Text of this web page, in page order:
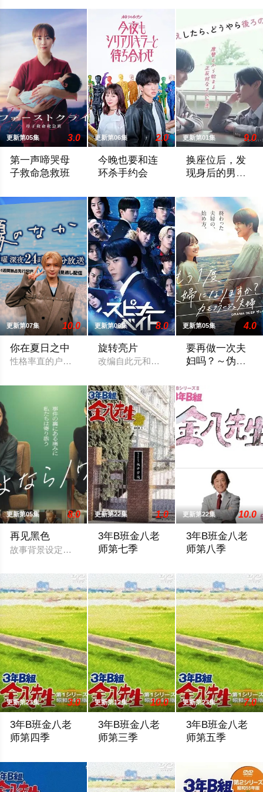
更新第05集 3.0
第一声啼哭母
子救命急救班
更新第06集 2.0
今晚也要和连
环杀手约会
更新第01集 9.0
换座位后，发
现身后的男生
更新第07集 10.0
你在夏日之中
性格率直的户田涉（奥智哉 饰）与校园风云人物佐伯千晴（杢
更新第06集 8.0
旋转亮片
改编自此元和津也原作同名漫画。不起眼
更新第05集 4.0
要再做一次夫
妇吗？～伪装
更新第05集 8.0
再见黑色
故事背景设定在繁华却复杂的东京池袋地区。西池袋警署新设立
更新第22集 1.0
3年B班金八老
师第七季
更新第22集 10.0
3年B班金八老
师第八季
更新第23集 3.0
3年B班金八老
师第四季
更新第12集 10.0
3年B班金八老
师第三季
更新第23集 7.0
3年B班金八老
师第五季